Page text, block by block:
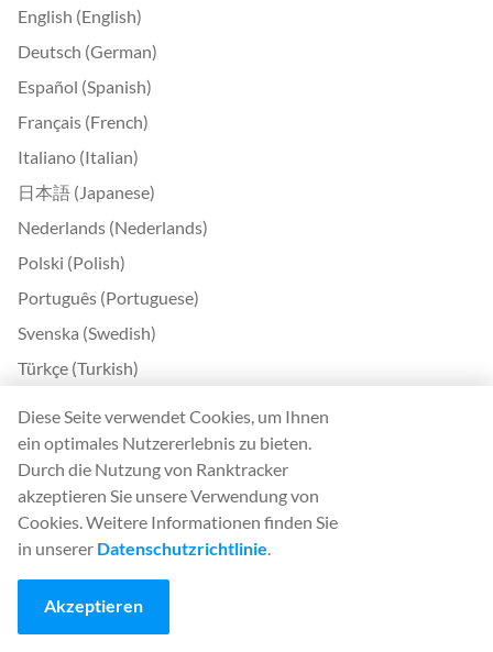
English (English)
Deutsch (German)
Español (Spanish)
Français (French)
Italiano (Italian)
日本語 (Japanese)
Nederlands (Nederlands)
Polski (Polish)
Português (Portuguese)
Svenska (Swedish)
Türkçe (Turkish)
Български (Bulgarian)
Čeština (Czech)
Dansk (Danish)
Ελληνικά (Greek)
Eesti (Estonian)
Suomi (Finnish)
Diese Seite verwendet Cookies, um Ihnen
ein optimales Nutzererlebnis zu bieten.
Durch die Nutzung von Ranktracker
akzeptieren Sie unsere Verwendung von
Cookies. Weitere Informationen finden Sie
in unserer Datenschutzrichtlinie.
Akzeptieren